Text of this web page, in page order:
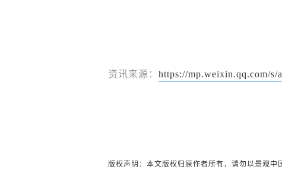
资讯来源：https://mp.weixin.qq.com/
版权声明：本文版权归原作者所有，请勿以景观中